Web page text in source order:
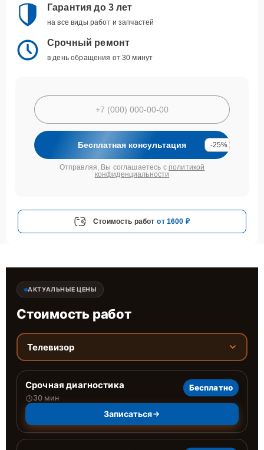
Гарантия до 3 лет
на все виды работ и запчастей
Срочный ремонт
в день обращения от 30 минут
Бесплатная консультация -25%
Отправляя, Вы соглашаетесь с политикой
конфиденциальности
Стоимость работ от 1600 ₽
АКТУАЛЬНЫЕ ЦЕНЫ
Стоимость работ
Телевизор
Срочная диагностика
30 мин
Бесплатно
Записаться